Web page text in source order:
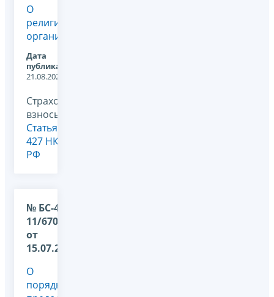
О
религиозных
организациях
Дата
публикации:
21.08.2025
Страховые
взносы,
Статья
427 НК
РФ
№ БС-4-
11/6705@
от
15.07.2025
О
порядке